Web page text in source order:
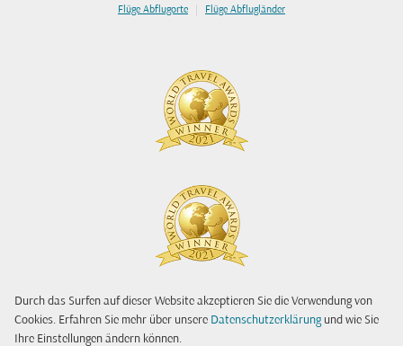
Durch das Surfen auf dieser Website akzeptieren Sie die Verwendung von
Cookies. Erfahren Sie mehr über unsere Datenschutzerklärung und wie Sie
Ihre Einstellungen ändern können.
Flüge Abflugorte | Flüge Abflugländer